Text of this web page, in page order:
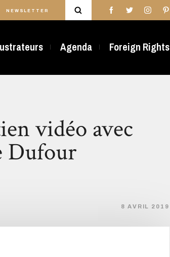
NEWSLETTER
Agenda Foreign Rights
vidéo avec
Dufour
8 AVRIL 2019